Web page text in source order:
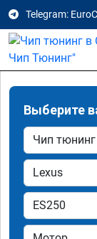
Telegram:
Выберите